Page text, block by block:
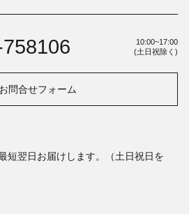
10:00~17:00
(土日祝除く)
お問合せフォーム
短翌日お届けします。（土日祝日を